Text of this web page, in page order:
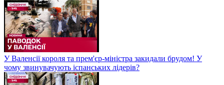
У Валенсії короля та прем'єр-міністра закидали брудом! У
чому звинувачують іспанських лідерів?